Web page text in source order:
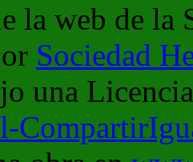
la web de la
Sociedad
una